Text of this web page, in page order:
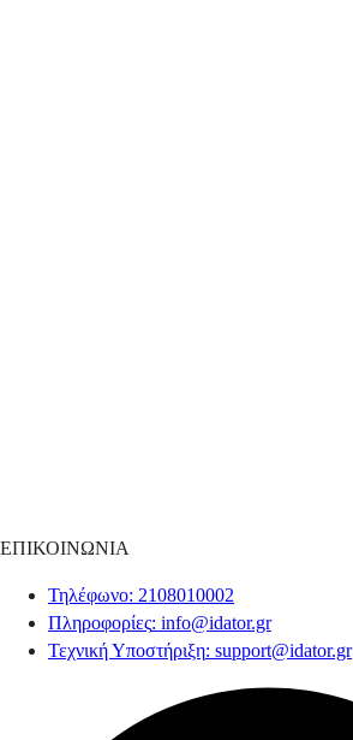
ΕΠΙΚΟΙΝΩΝΙΑ
Τηλέφωνο: 2108010002
Πληροφορίες: info@idator.gr
Τεχνική Υποστήριξη: support@idator.gr